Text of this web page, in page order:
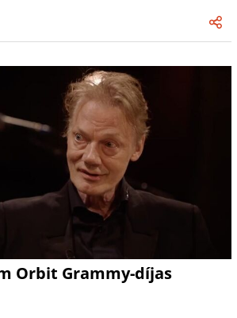
Orbit Grammy-díjas